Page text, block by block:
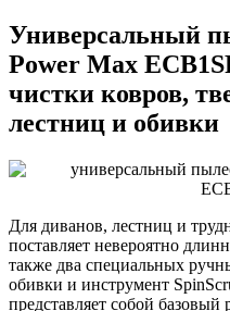
Универсальный
Power Max
чистки ковров,
лестниц и обивки
Для диванов, лестниц и
поставляет невероятно
также два специальных
обивки и инструмент
представляет собой